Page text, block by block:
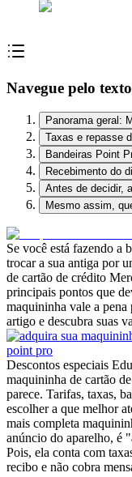
Navegue pelo texto
Panorama geral:
Taxas e repasse
Bandeiras Point
Recebimento do
Antes de decidir,
Mesmo assim,
Se você está fazendo a
trocar a sua antiga por
de cartão de crédito
principais pontos que
maquininha vale a pena
artigo e descubra suas
Descontos especiais
maquininha de cartão
parece. Tarifas, taxas,
escolher a que melhor
mais completa
anúncio do aparelho, é
Pois, ela conta com
recibo e não cobra